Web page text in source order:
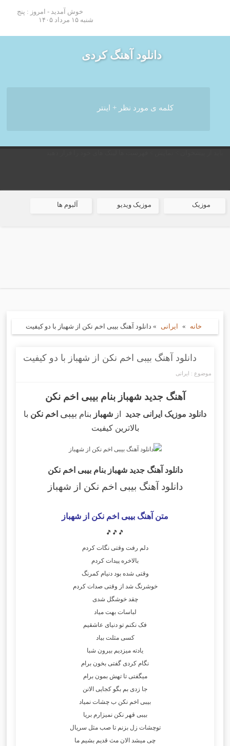
خوش آمدید - امروز : پنج
شنبه ۱۵ مرداد ۱۴۰۵
دانلود آهنگ کردی
موزیک موزیک ویدیو آلبوم ها
خانه » ایرانی » دانلود آهنگ بیبی اخم نکن از شهباز با دو کیفیت
دانلود آهنگ بیبی اخم نکن از شهباز با دو کیفیت
موضوع : ایرانی
آهنگ جدید شهباز بنام بیبی اخم نکن
دانلود موزیک ایرانی جدید از شهباز بنام بیبی اخم نکن با
بالاترین کیفیت
دانلود آهنگ جدید شهباز بنام بیبی اخم نکن
دانلود آهنگ بیبی اخم نکن از شهباز
متن آهنگ بیبی اخم نکن از شهباز
🎵🎵🎵
دلم رفت وقتی نگات کردم
بالاخره پیدات کردم
وقتی شده بود دنیام کمرنگ
خوشرنگ شد از وقتی صدات کردم
چقد خوشگل شدی
لباسات بهت میاد
فک نکنم تو دنیای عاشقیم
کسی مثلت بیاد
یادته میزدیم بیرون شبا
نگام کردی گفتی بخون برام
میگفتی تا تهش بمون برام
جا زدی بم بگو کجایی الانن
بیبی اخم نکن ب چشات نمیاد
بیبی قهر نکن نمیزارم بریا
توچشات زل بزنم تا صب مثل سریال
چی میشد الان مث قدیم بشیم ما